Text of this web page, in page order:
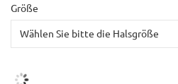
Größe